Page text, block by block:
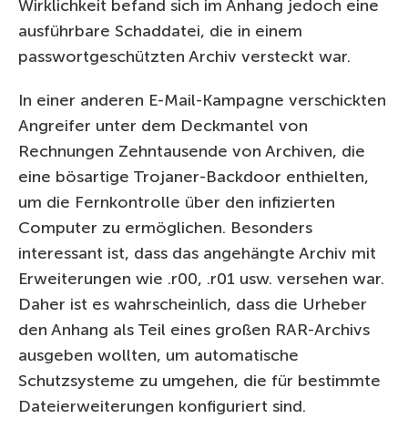
Wirklichkeit befand sich im Anhang jedoch eine
ausführbare Schaddatei, die in einem
passwortgeschützten Archiv versteckt war.
In einer anderen E-Mail-Kampagne verschickten
Angreifer unter dem Deckmantel von
Rechnungen Zehntausende von Archiven, die
eine bösartige Trojaner-Backdoor enthielten,
um die Fernkontrolle über den infizierten
Computer zu ermöglichen. Besonders
interessant ist, dass das angehängte Archiv mit
Erweiterungen wie .r00, .r01 usw. versehen war.
Daher ist es wahrscheinlich, dass die Urheber
den Anhang als Teil eines großen RAR-Archivs
ausgeben wollten, um automatische
Schutzsysteme zu umgehen, die für bestimmte
Dateierweiterungen konfiguriert sind.